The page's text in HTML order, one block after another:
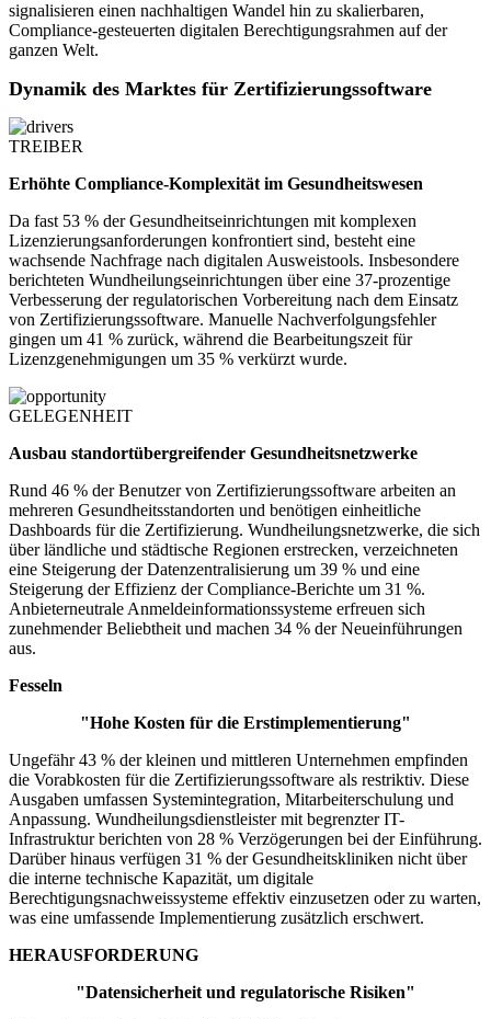
signalisieren einen nachhaltigen Wandel hin zu skalierbaren,
Compliance-gesteuerten digitalen Berechtigungsrahmen auf der
ganzen Welt.
Dynamik des Marktes für Zertifizierungssoftware
TREIBER
Erhöhte Compliance-Komplexität im Gesundheitswesen
Da fast 53 % der Gesundheitseinrichtungen mit komplexen
Lizenzierungsanforderungen konfrontiert sind, besteht eine
wachsende Nachfrage nach digitalen Ausweistools. Insbesondere
berichteten Wundheilungseinrichtungen über eine 37-prozentige
Verbesserung der regulatorischen Vorbereitung nach dem Einsatz
von Zertifizierungssoftware. Manuelle Nachverfolgungsfehler
gingen um 41 % zurück, während die Bearbeitungszeit für
Lizenzgenehmigungen um 35 % verkürzt wurde.
GELEGENHEIT
Ausbau standortübergreifender Gesundheitsnetzwerke
Rund 46 % der Benutzer von Zertifizierungssoftware arbeiten an
mehreren Gesundheitsstandorten und benötigen einheitliche
Dashboards für die Zertifizierung. Wundheilungsnetzwerke, die sich
über ländliche und städtische Regionen erstrecken, verzeichneten
eine Steigerung der Datenzentralisierung um 39 % und eine
Steigerung der Effizienz der Compliance-Berichte um 31 %.
Anbieterneutrale Anmeldeinformationssysteme erfreuen sich
zunehmender Beliebtheit und machen 34 % der Neueinführungen
aus.
Fesseln
"Hohe Kosten für die Erstimplementierung"
Ungefähr 43 % der kleinen und mittleren Unternehmen empfinden
die Vorabkosten für die Zertifizierungssoftware als restriktiv. Diese
Ausgaben umfassen Systemintegration, Mitarbeiterschulung und
Anpassung. Wundheilungsdienstleister mit begrenzter IT-
Infrastruktur berichten von 28 % Verzögerungen bei der Einführung.
Darüber hinaus verfügen 31 % der Gesundheitskliniken nicht über
die interne technische Kapazität, um digitale
Berechtigungsnachweissysteme effektiv einzusetzen oder zu warten,
was eine umfassende Implementierung zusätzlich erschwert.
HERAUSFORDERUNG
"Datensicherheit und regulatorische Risiken"